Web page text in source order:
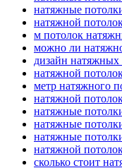
натяжные
натяжной
м потолок
можно ли
дизайн натяжных
натяжной
метр натяжного
натяжной
натяжные
натяжные
натяжные
натяжной
сколько стоит